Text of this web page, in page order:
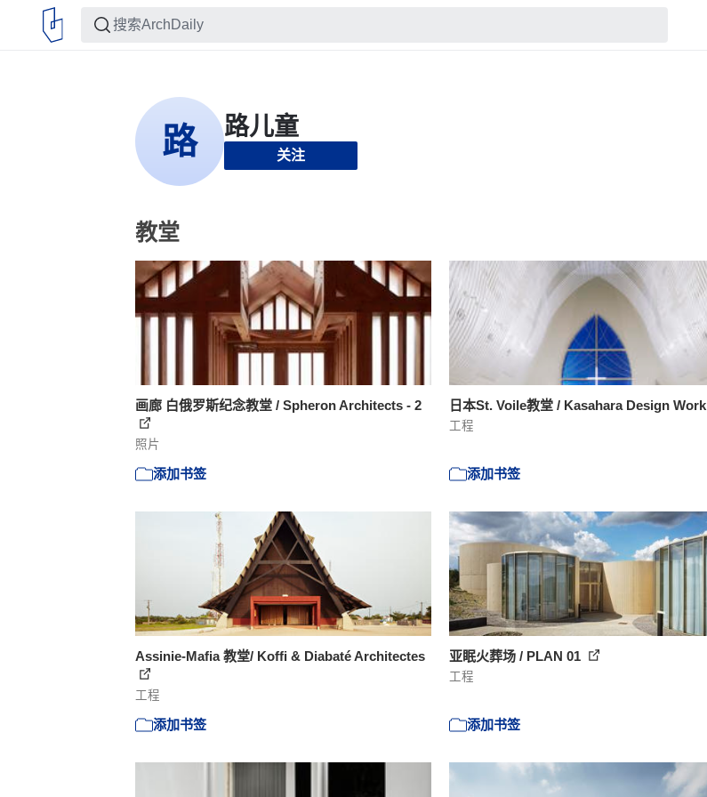
关注
教堂
画廊 白俄罗斯纪念教堂 / Spheron Architects - 2
照片
添加书签
日本St. Voile教堂 / Kasahara Design Work
工程
添加书签
Assinie-Mafia 教堂/ Koffi & Diabaté Architectes
工程
添加书签
亚眠火葬场 / PLAN 01
工程
添加书签